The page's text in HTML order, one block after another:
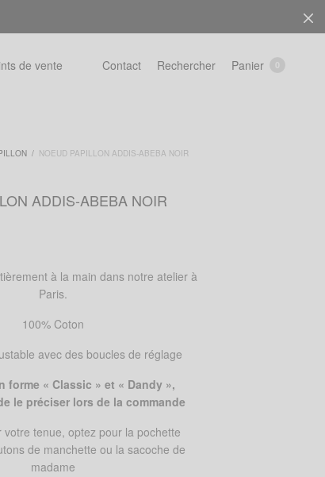
de vente Contact Rechercher Panier
/ NOEUD PAPILLON ADDIS-ABEBA NOIR
ADDIS-ABEBA NOIR
à la main dans notre atelier à
Paris.
100% Coton
avec des boucles de réglage
forme « Classic » et « Dandy »,
le préciser lors de la commande
votre tenue, optez pour la pochette
de manchette ou la sacoche de
madame